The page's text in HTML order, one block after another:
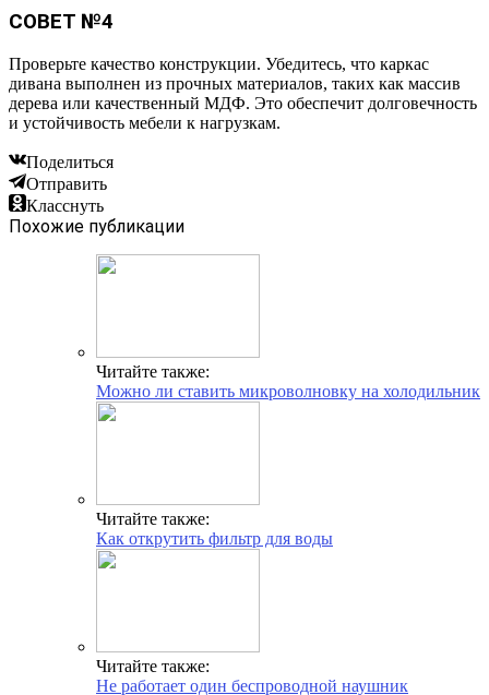
СОВЕТ №4
Проверьте качество конструкции. Убедитесь, что каркас
дивана выполнен из прочных материалов, таких как массив
дерева или качественный МДФ. Это обеспечит долговечность
и устойчивость мебели к нагрузкам.
Поделиться
Отправить
Класснуть
Похожие публикации
Читайте также:
Можно ли ставить микроволновку на холодильник
Читайте также:
Как открутить фильтр для воды
Читайте также:
Не работает один беспроводной наушник